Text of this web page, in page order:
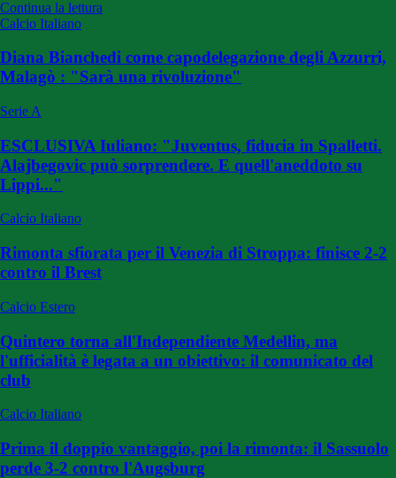
Continua la lettura
Calcio Italiano
Diana Bianchedi come capodelegazione degli Azzurri,
Malagò : "Sarà una rivoluzione"
Serie A
ESCLUSIVA Iuliano: "Juventus, fiducia in Spalletti.
Alajbegovic può sorprendere. E quell'aneddoto su
Lippi..."
Calcio Italiano
Rimonta sfiorata per il Venezia di Stroppa: finisce 2-2
contro il Brest
Calcio Estero
Quintero torna all'Independiente Medellin, ma
l'ufficialità è legata a un obiettivo: il comunicato del
club
Calcio Italiano
Prima il doppio vantaggio, poi la rimonta: il Sassuolo
perde 3-2 contro l'Augsburg